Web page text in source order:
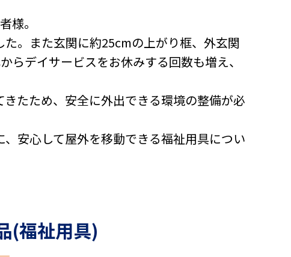
様。
。また玄関に約25cmの上がり框、外玄関
らデイサービスをお休みする回数も増え、
たため、安全に外出できる環境の整備が必
安心して屋外を移動できる福祉用具につい
(福祉用具)